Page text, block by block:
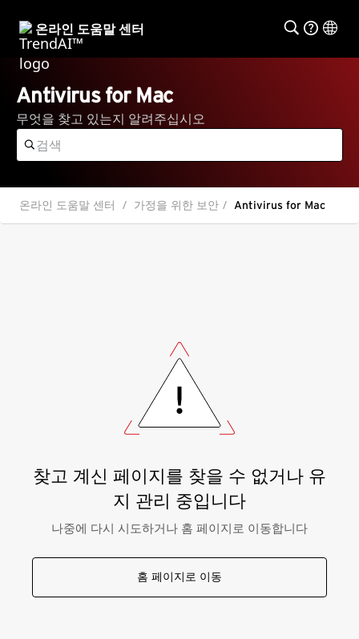
온라인 도움말 센터
Antivirus for Mac
무엇을 찾고 있는지 알려주십시오
온라인 도움말 센터 가정을 위한 보안 Antivirus for Mac
찾고 계신 페이지를 찾을 수 없거나 유
지 관리 중입니다
나중에 다시 시도하거나 홈 페이지로 이동합니다
홈 페이지로 이동